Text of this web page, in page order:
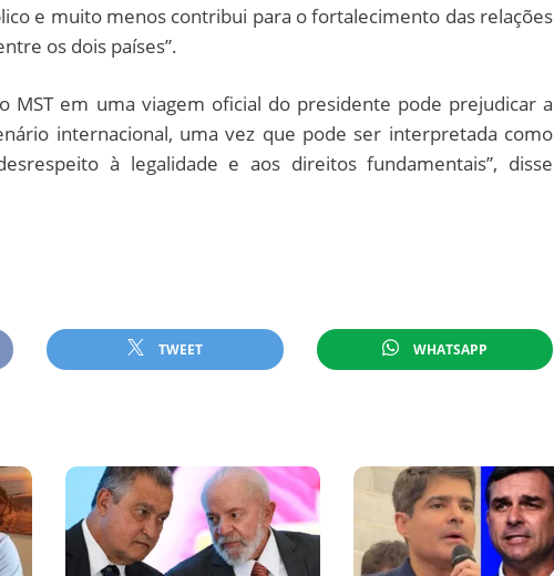
e muito menos contribui para o fortalecimento das relações
os dois países”.
MST em uma viagem oficial do presidente pode prejudicar a
internacional, uma vez que pode ser interpretada como
à legalidade e aos direitos fundamentais”, disse
TWEET WHATSAPP